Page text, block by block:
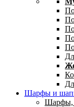
Шарфы и
Шарфы,